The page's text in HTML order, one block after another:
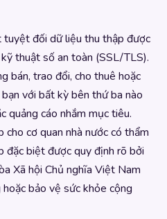
tuyệt đối dữ liệu thu thập được
thuật số an toàn (SSL/TLS).
bán, trao đổi, cho thuê hoặc
với bất kỳ bên thứ ba nào
quảng cáo nhắm mục tiêu.
cho cơ quan nhà nước có thẩm
đặc biệt được quy định rõ bởi
Xã hội Chủ nghĩa Việt Nam
bảo vệ sức khỏe cộng